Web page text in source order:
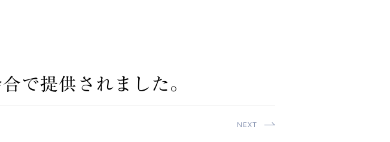
で提供されました。
NEXT